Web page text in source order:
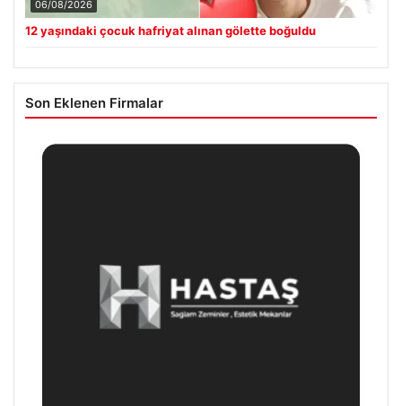
06/08/2026
12 yaşındaki çocuk hafriyat alınan gölette boğuldu
Son Eklenen Firmalar